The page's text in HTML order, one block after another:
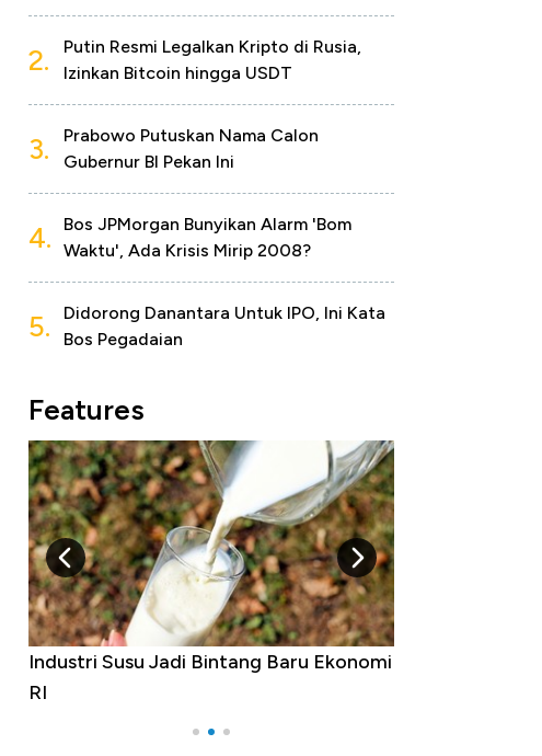
2.
Putin Resmi Legalkan Kripto di Rusia,
Izinkan Bitcoin hingga USDT
3.
Prabowo Putuskan Nama Calon
Gubernur BI Pekan Ini
4.
Bos JPMorgan Bunyikan Alarm 'Bom
Waktu', Ada Krisis Mirip 2008?
5.
Didorong Danantara Untuk IPO, Ini Kata
Bos Pegadaian
Features
Industri Susu Jadi Bintang Baru Ekonomi
RI